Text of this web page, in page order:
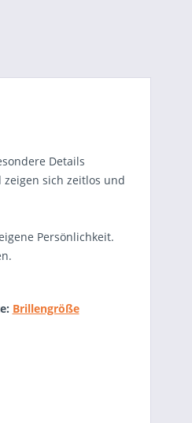
Details
zeigen sich zeitlos und
Persönlichkeit.
Brillengröße